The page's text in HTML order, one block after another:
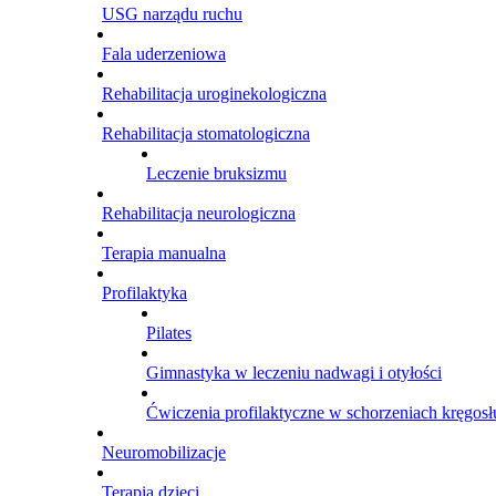
USG narządu ruchu
Fala uderzeniowa
Rehabilitacja uroginekologiczna
Rehabilitacja stomatologiczna
Leczenie bruksizmu
Rehabilitacja neurologiczna
Terapia manualna
Profilaktyka
Pilates
Gimnastyka w leczeniu nadwagi i otyłości
Ćwiczenia profilaktyczne w schorzeniach
Neuromobilizacje
Terapia dzieci